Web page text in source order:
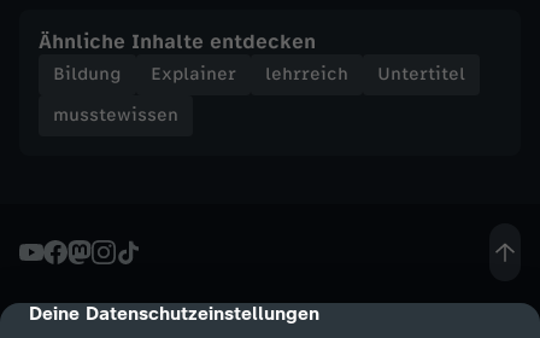
cmp-dialog-description
Deine Datenschutzeinstellungen
W
a
i
n
Ähnliche Inhalte entdecken
Bildung Explainer lehrreich
Untertitel
musstewissen